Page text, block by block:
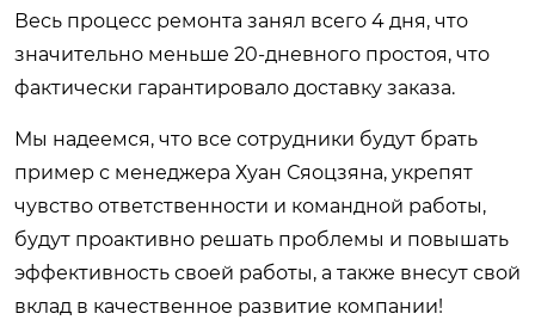
Весь процесс ремонта занял всего 4 дня, что
значительно меньше 20-дневного простоя, что
фактически гарантировало доставку заказа.
Мы надеемся, что все сотрудники будут брать
пример с менеджера Хуан Сяоцзяна, укрепят
чувство ответственности и командной работы,
будут проактивно решать проблемы и повышать
эффективность своей работы, а также внесут свой
вклад в качественное развитие компании!